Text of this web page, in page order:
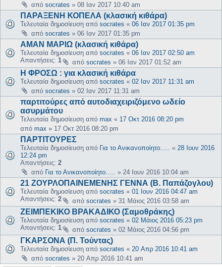
από socrates » 08 Ιαν 2017 10:40 am
ΠΑΡΑΞΕΝΗ ΚΟΠΕΛΑ (κλασική κιθάρα)
Τελευταία δημοσίευση από socrates « 06 Ιαν 2017 01:35 pm
από socrates » 06 Ιαν 2017 01:35 pm
ΑΜΑΝ ΜΑΡΙΩ (κλασική κιθάρα)
Τελευταία δημοσίευση από socrates « 06 Ιαν 2017 02:50 am
Απαντήσεις: 1 από socrates » 06 Ιαν 2017 01:52 am
Η ΦΡΟΣΩ : για κλασική κιθάρα
Τελευταία δημοσίευση από socrates « 02 Ιαν 2017 11:31 am
από socrates » 02 Ιαν 2017 11:31 am
παρτιτούρες από αυτοδιαχειριζόμενο ωδείο
ασυρμάτου
Τελευταία δημοσίευση από max « 17 Οκτ 2016 08:20 pm
από max » 17 Οκτ 2016 08:20 pm
ΠΑΡΤΙΤΟΥΡΕΣ
Τελευταία δημοσίευση από Για το Ανικανοποίητο..... « 28 Ιουν 2016
12:24 pm
Απαντήσεις: 2
από Για το Ανικανοποίητο..... » 24 Ιουν 2016 10:04 am
21 ΖΟΥΡΛΟΠΑΙΝΕΜΕΝΗΣ ΓΕΝΝΑ (Β. Παπάζογλου)
Τελευταία δημοσίευση από socrates « 01 Ιουν 2016 04:47 am
Απαντήσεις: 2 από socrates » 31 Μάιος 2016 03:58 am
ΖΕΙΜΠΕΚΙΚΟ ΒΡΑΚΑΔΙΚΟ (Σαμοθράκης)
Τελευταία δημοσίευση από socrates « 02 Μάιος 2016 05:23 pm
Απαντήσεις: 1 από socrates » 02 Μάιος 2016 04:56 pm
ΓΚΑΡΣΟΝΑ (Π. Τούντας)
Τελευταία δημοσίευση από socrates « 20 Απρ 2016 10:41 am
από socrates » 20 Απρ 2016 10:41 am